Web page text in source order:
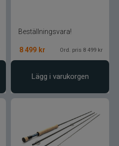
Beställningsvara!
8 499 kr Ord. pris 8 499 kr
Lägg i varukorgen